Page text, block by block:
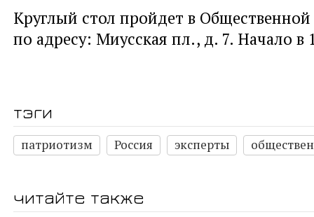
Круглый стол пройдет в Общественной
по адресу: Миусская пл., д. 7. Начало в
тэги
патриотизм Россия эксперты
читайте также